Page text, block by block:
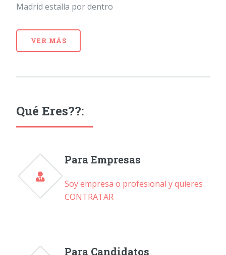
Madrid estalla por dentro
VER MÁS
Qué Eres??:
Para Empresas
Soy empresa o profesional y quieres
CONTRATAR
Para Candidatos